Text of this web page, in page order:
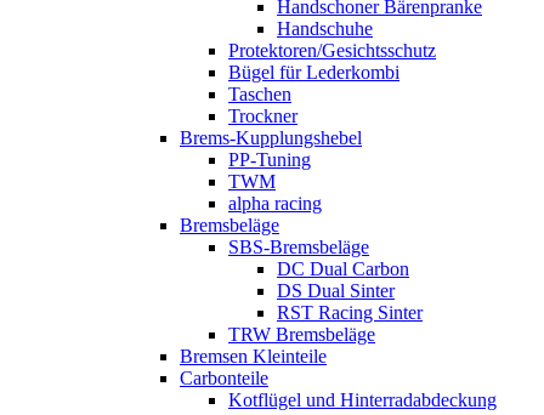
Handschoner Bärenpranke
Handschuhe
Protektoren/Gesichtsschutz
Bügel für Lederkombi
Taschen
Trockner
Brems-Kupplungshebel
PP-Tuning
TWM
alpha racing
Bremsbeläge
SBS-Bremsbeläge
DC Dual Carbon
DS Dual Sinter
RST Racing Sinter
TRW Bremsbeläge
Bremsen Kleinteile
Carbonteile
Kotflügel und Hinterradabdeckung